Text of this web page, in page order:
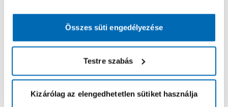
Összes süti engedélyezése
Testre szabás
Kizárólag az elengedhetetlen sütiket használja